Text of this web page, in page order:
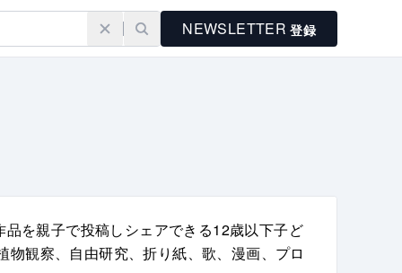
NEWSLETTER 登録
を親子で投稿しシェアできる12歳以下子ど
観察、自由研究、折り紙、歌、漫画、プロ